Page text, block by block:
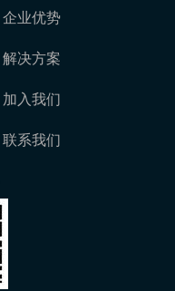
企业优势
解决方案
加入我们
联系我们